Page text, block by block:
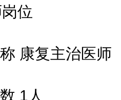
位
康复主治医师
1人